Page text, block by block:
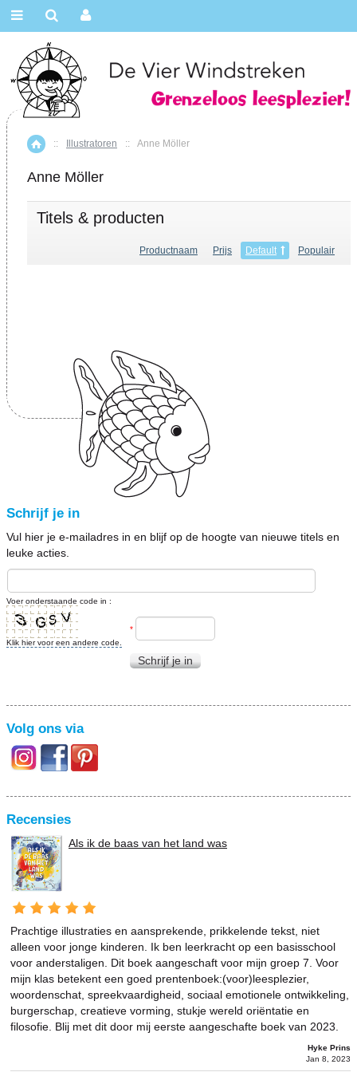
Home
:: Illustratoren :: Anne Möller
Anne Möller
Titels & producten
Productnaam Prijs Default Populair
Schrijf je in
Vul hier je e-mailadres in en blijf op de hoogte van nieuwe titels en
leuke acties.
Voer onderstaande code in :
Klik hier voor een andere code.
*
Schrijf je in
Volg ons via
Recensies
Als ik de baas van het land was
Prachtige illustraties en aansprekende, prikkelende tekst, niet
alleen voor jonge kinderen. Ik ben leerkracht op een basisschool
voor anderstaligen. Dit boek aangeschaft voor mijn groep 7. Voor
mijn klas betekent een goed prentenboek:(voor)leesplezier,
woordenschat, spreekvaardigheid, sociaal emotionele ontwikkeling,
burgerschap, creatieve vorming, stukje wereld oriëntatie en
filosofie. Blij met dit door mij eerste aangeschafte boek van 2023.
Hyke Prins
Jan 8, 2023